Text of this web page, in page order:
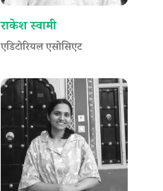
राकेश स्वामी
एडिटोरियल एसोसिएट